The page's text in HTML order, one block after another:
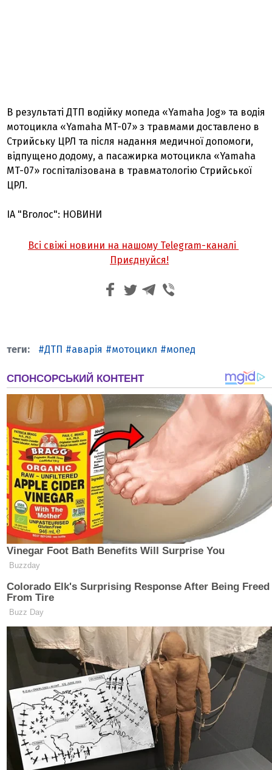
В результаті ДТП водійку мопеда «Yamaha Jog» та водія
мотоцикла «Yamaha MT-07» з травмами доставлено в
Стрийську ЦРЛ та після надання медичної допомоги,
відпущено додому, а пасажирка мотоцикла «Yamaha
MT-07» госпіталізована в травматологію Стрийської
ЦРЛ.
ІА "Вголос": НОВИНИ
Всі свіжі новини на нашому Telegram-каналі
Приєднуйся!
ДТП аварія мотоцикл мопед